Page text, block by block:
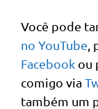
Você pode
no YouTube
Facebook ou
comigo via
também um